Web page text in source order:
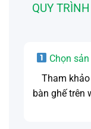
QUY
Chọn
Tham
bàn ghế trên